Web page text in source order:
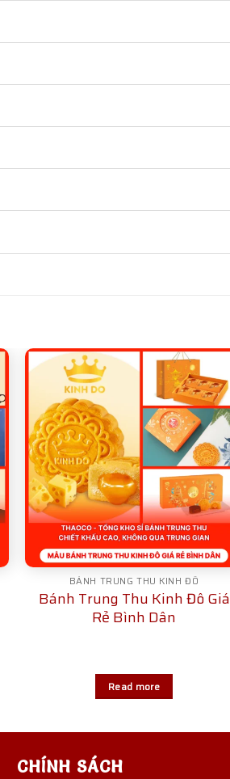
BÁNH TRUNG THU KINH ĐÔ
Bánh Trung Thu Kinh Đô Giá
Rẻ Bình Dân
Read more
CHÍNH SÁCH